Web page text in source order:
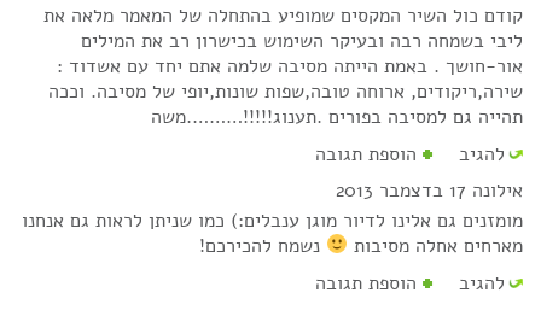
קודם כול השיר המקסים שמופיע בהתחלה של המאמר מלאה את
ליבי בשמחה רבה ובעיקר השימוש בכישרון רב את המילים
אור-חושך . באמת הייתה מסיבה שלמה אתם יחד עם אשדוד :
שירה,ריקודים, ארוחה טובה,שפות שונות,יופי של מסיבה. וככה
תהייה גם למסיבה בפורים .תענוג!!!!!……….משה
להגיב
הוספת תגובה
אילונה 17 בדצמבר 2013
מומזנים גם אלינו לדיור מוגן ענבלים:) כמו שניתן לראות גם אנחנו
מארחים אחלה מסיבות
נשמח להכירכם!
להגיב
הוספת תגובה